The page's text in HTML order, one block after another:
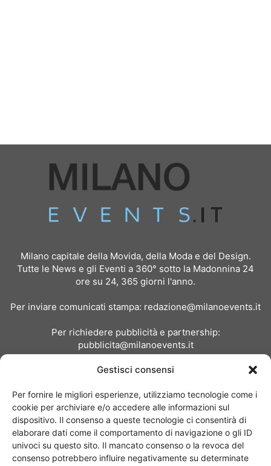
Gestisci consensi
Per fornire le migliori esperienze, utilizziamo tecnologie come i
cookie per archiviare e/o accedere alle informazioni sul
dispositivo. Il consenso a queste tecnologie ci consentirà di
elaborare dati come il comportamento di navigazione o gli ID
univoci su questo sito. Il mancato consenso o la revoca del
consenso potrebbero influire negativamente su determinate
Milano capitale della Movida, della Moda e del Design.
Tutte le News e gli Eventi a 360° sotto la Madonnina 24
ore su 24, 365 giorni l'anno.
Per inviare comunicati stampa: redazione@milanoevents.it
Per richiedere pubblicità e partnership:
pubblicita@milanoevents.it